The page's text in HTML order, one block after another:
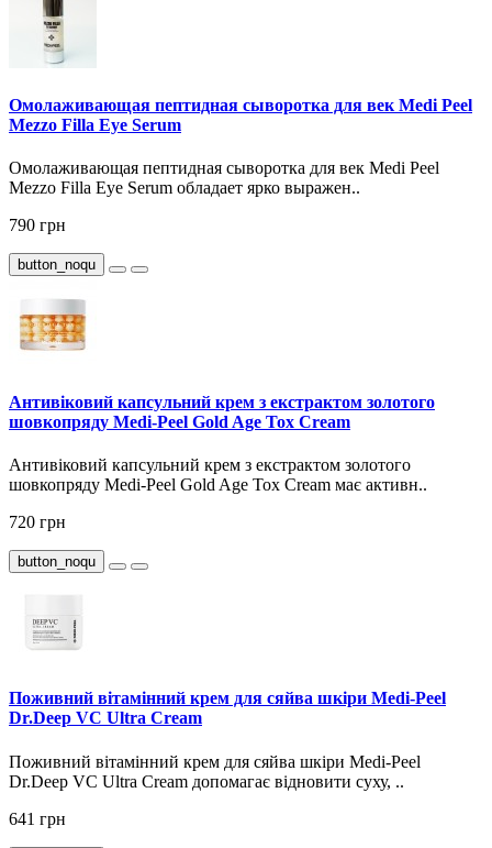
Омолаживающая пептидная сыворотка для век Medi Peel
Mezzo Filla Eye Serum
Омолаживающая пептидная сыворотка для век Medi Peel
Mezzo Filla Eye Serum обладает ярко выражен..
790 грн
button_noqu
Антивіковий капсульний крем з екстрактом золотого
шовкопряду Medi-Peel Gold Age Tox Cream
Антивіковий капсульний крем з екстрактом золотого
шовкопряду Medi-Peel Gold Age Tox Cream має активн..
720 грн
button_noqu
Поживний вітамінний крем для сяйва шкіри Medi-Peel
Dr.Deep VC Ultra Cream
Поживний вітамінний крем для сяйва шкіри Medi-Peel
Dr.Deep VC Ultra Cream допомагає відновити суху, ..
641 грн